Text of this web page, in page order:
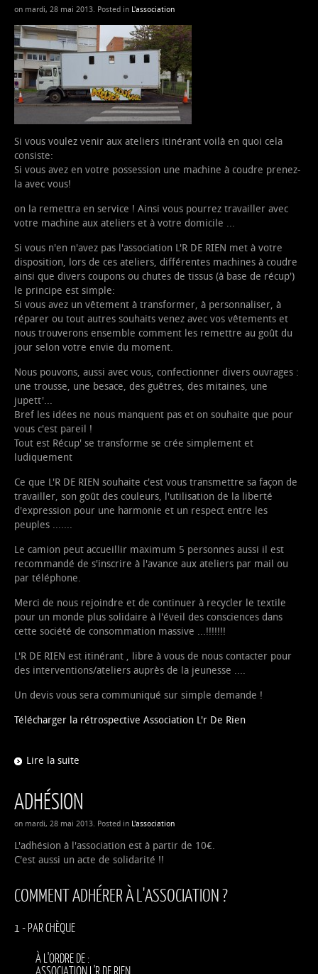
on mardi, 28 mai 2013. Posted in L'association
Si vous voulez venir aux ateliers itinérant voilà en quoi cela
consiste:
Si vous avez en votre possession une machine à coudre prenez-
la avec vous!
on la remettra en service ! Ainsi vous pourrez travailler avec
votre machine aux ateliers et à votre domicile ...
Si vous n'en n'avez pas l'association L'R DE RIEN met à votre
disposition, lors de ces ateliers, différentes machines à coudre
ainsi que divers coupons ou chutes de tissus (à base de récup')
le principe est simple:
Si vous avez un vêtement à transformer, à personnaliser, à
réparer ou tout autres souhaits venez avec vos vêtements et
nous trouverons ensemble comment les remettre au goût du
jour selon votre envie du moment.
Nous pouvons, aussi avec vous, confectionner divers ouvrages :
une trousse, une besace, des guêtres, des mitaines, une
jupett'...
Bref les idées ne nous manquent pas et on souhaite que pour
vous c'est pareil !
Tout est Récup' se transforme se crée simplement et
ludiquement
Ce que L'R DE RIEN souhaite c'est vous transmettre sa façon de
travailler, son goût des couleurs, l'utilisation de la liberté
d'expression pour une harmonie et un respect entre les
peuples .......
Le camion peut accueillir maximum 5 personnes aussi il est
recommandé de s'inscrire à l'avance aux ateliers par mail ou
par téléphone.
Merci de nous rejoindre et de continuer à recycler le textile
pour un monde plus solidaire à l'éveil des consciences dans
cette société de consommation massive ...!!!!!!!
L'R DE RIEN est itinérant , libre à vous de nous contacter pour
des interventions/ateliers auprès de la jeunesse ....
Un devis vous sera communiqué sur simple demande !
Télécharger la rétrospective Association L'r De Rien
Lire la suite
ADHÉSION
on mardi, 28 mai 2013. Posted in L'association
L'adhésion à l'association est à partir de 10€.
C'est aussi un acte de solidarité !!
COMMENT ADHÉRER À L'ASSOCIATION ?
1 - PAR CHÈQUE
À L'ORDRE DE :
ASSOCIATION L'R DE RIEN